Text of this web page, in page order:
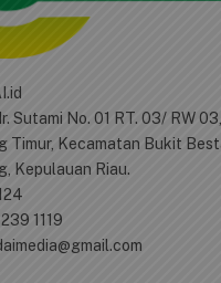
Sutami No. 01 RT. 03/ RW
Timur, Kecamatan Bukit
Kepulauan Riau.
1119